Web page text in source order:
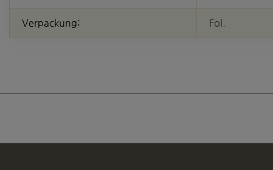
Verpackung: Fol.